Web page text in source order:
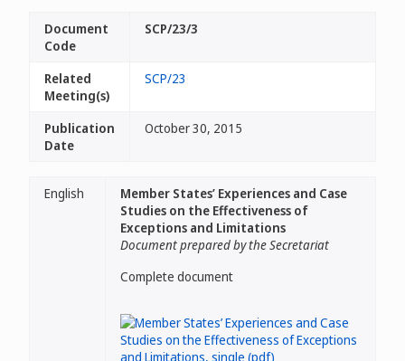
Document
Code
SCP/23/3
Related
Meeting(s)
SCP/23
Publication
Date
October 30, 2015
English
Member States’ Experiences and Case
Studies on the Effectiveness of
Exceptions and Limitations
Document prepared by the Secretariat
Complete document